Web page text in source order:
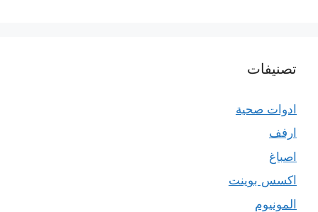
تصنيفات
ادوات صحية
ارفف
اصباغ
اكسس بوينت
المونيوم